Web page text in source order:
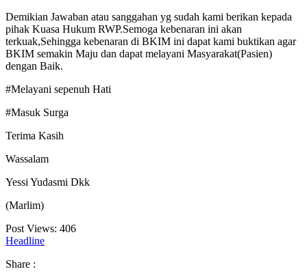
Demikian Jawaban atau sanggahan yg sudah kami berikan kepada
pihak Kuasa Hukum RWP.Semoga kebenaran ini akan
terkuak,Sehingga kebenaran di BKIM ini dapat kami buktikan agar
BKIM semakin Maju dan dapat melayani Masyarakat(Pasien)
dengan Baik.
#Melayani sepenuh Hati
#Masuk Surga
Terima Kasih
Wassalam
Yessi Yudasmi Dkk
(Marlim)
Post Views: 406
Headline
Share :